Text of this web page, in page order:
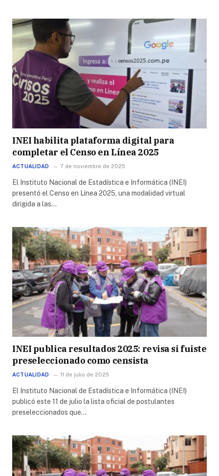
INEI habilita plataforma digital para
completar el Censo en Línea 2025
ACTUALIDAD 7 de noviembre de 2025
El Instituto Nacional de Estadística e Informática (INEI)
presentó el Censo en Línea 2025, una modalidad virtual
dirigida a las…
INEI publica resultados 2025: revisa si fuiste
preseleccionado como censista
ACTUALIDAD 11 de julio de 2025
El Instituto Nacional de Estadística e Informática (INEI)
publicó este 11 de julio la lista oficial de postulantes
preseleccionados que…